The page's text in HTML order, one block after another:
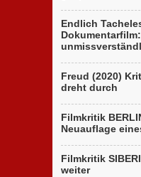
Endlich
Freud (2020)
dreht durch
Filmkritik
Neuauflage
Filmkritik
weiter